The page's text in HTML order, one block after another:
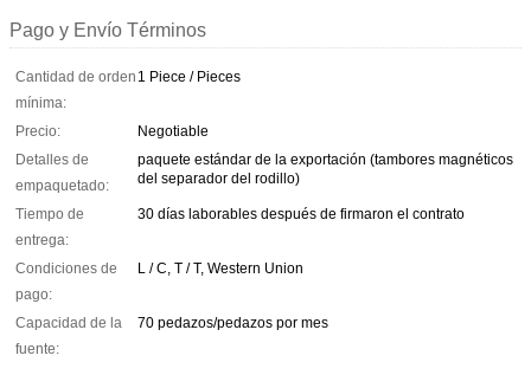
Pago y Envío Términos
Cantidad de orden
mínima:
1 Piece / Pieces
Precio:
Negotiable
Detalles de
empaquetado:
paquete estándar de la exportación (tambores magnéticos
del separador del rodillo)
Tiempo de
entrega:
30 días laborables después de firmaron el contrato
Condiciones de
pago:
L / C, T / T, Western Union
Capacidad de la
fuente:
70 pedazos/pedazos por mes